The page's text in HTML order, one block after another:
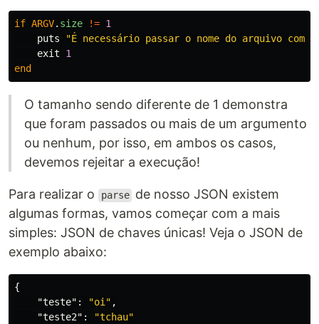
if ARGV. size != 1
puts
"É necessário passar o nome do arquivo como
exit
1
end
O tamanho sendo diferente de 1 demonstra
que foram passados ou mais de um argumento
ou nenhum, por isso, em ambos os casos,
devemos rejeitar a execução!
Para realizar o parse de nosso JSON existem
algumas formas, vamos começar com a mais
simples: JSON de chaves únicas! Veja o JSON de
exemplo abaixo:
{
"teste" : "oi" ,
"teste2" :
"tchau"